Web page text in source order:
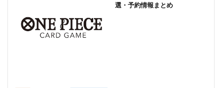
選・予約情報まとめ